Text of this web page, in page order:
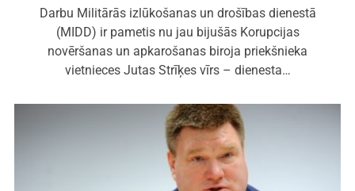
Darbu Militārās izlūkošanas un drošības dienestā
(MIDD) ir pametis nu jau bijušās Korupcijas
novēršanas un apkarošanas biroja priekšnieka
vietnieces Jutas Strīķes vīrs – dienesta…